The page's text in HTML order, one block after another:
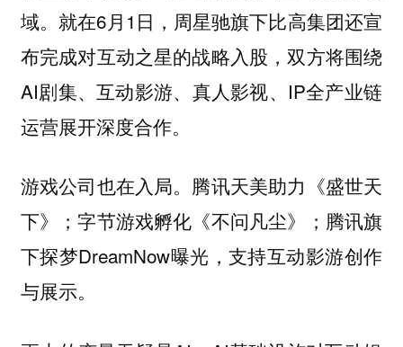
域。就在6月1日，周星驰旗下比高集团还宣
布完成对互动之星的战略入股，双方将围绕
AI剧集、互动影游、真人影视、IP全产业链
运营展开深度合作。
游戏公司也在入局。腾讯天美助力《盛世天
下》；字节游戏孵化《不问凡尘》；腾讯旗
下探梦DreamNow曝光，支持互动影游创作
与展示。